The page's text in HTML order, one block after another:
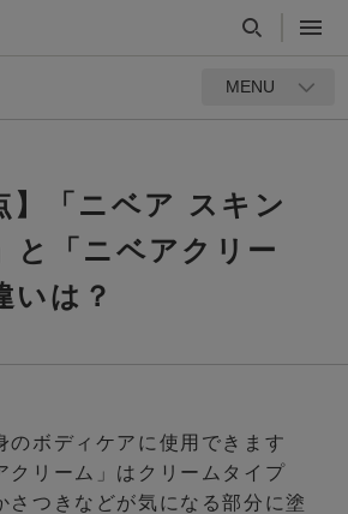
MENU
】「ニベア スキン
と「ニベアクリー
いは？
のボディケアに使用できます
クリーム」はクリームタイプ
さつきなどが気になる部分に塗